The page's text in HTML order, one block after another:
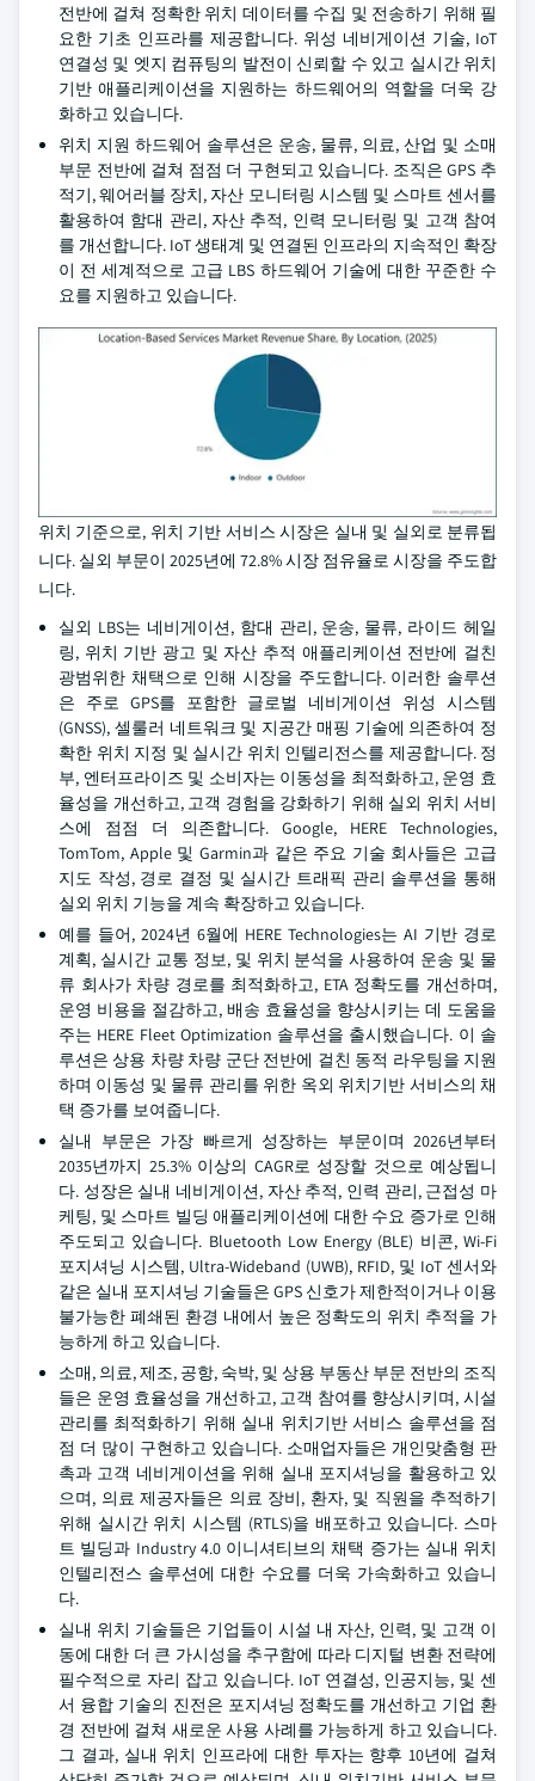
전반에 걸쳐 정확한 위치 데이터를 수집 및 전송하기 위해 필
요한 기초 인프라를 제공합니다. 위성 네비게이션 기술, IoT
연결성 및 엣지 컴퓨팅의 발전이 신뢰할 수 있고 실시간 위치
기반 애플리케이션을 지원하는 하드웨어의 역할을 더욱 강
화하고 있습니다.
위치 지원 하드웨어 솔루션은 운송, 물류, 의료, 산업 및 소매
부문 전반에 걸쳐 점점 더 구현되고 있습니다. 조직은 GPS 추
적기, 웨어러블 장치, 자산 모니터링 시스템 및 스마트 센서를
활용하여 함대 관리, 자산 추적, 인력 모니터링 및 고객 참여
를 개선합니다. IoT 생태계 및 연결된 인프라의 지속적인 확장
이 전 세계적으로 고급 LBS 하드웨어 기술에 대한 꾸준한 수
요를 지원하고 있습니다.
위치 기준으로, 위치 기반 서비스 시장은 실내 및 실외로 분류됩
니다. 실외 부문이 2025년에 72.8% 시장 점유율로 시장을 주도합
니다.
실외 LBS는 네비게이션, 함대 관리, 운송, 물류, 라이드 헤일
링, 위치 기반 광고 및 자산 추적 애플리케이션 전반에 걸친
광범위한 채택으로 인해 시장을 주도합니다. 이러한 솔루션
은 주로 GPS를 포함한 글로벌 네비게이션 위성 시스템
(GNSS), 셀룰러 네트워크 및 지공간 매핑 기술에 의존하여 정
확한 위치 지정 및 실시간 위치 인텔리전스를 제공합니다. 정
부, 엔터프라이즈 및 소비자는 이동성을 최적화하고, 운영 효
율성을 개선하고, 고객 경험을 강화하기 위해 실외 위치 서비
스에 점점 더 의존합니다. Google, HERE Technologies,
TomTom, Apple 및 Garmin과 같은 주요 기술 회사들은 고급
지도 작성, 경로 결정 및 실시간 트래픽 관리 솔루션을 통해
실외 위치 기능을 계속 확장하고 있습니다.
예를 들어, 2024년 6월에 HERE Technologies는 AI 기반 경로
계획, 실시간 교통 정보, 및 위치 분석을 사용하여 운송 및 물
류 회사가 차량 경로를 최적화하고, ETA 정확도를 개선하며,
운영 비용을 절감하고, 배송 효율성을 향상시키는 데 도움을
주는 HERE Fleet Optimization 솔루션을 출시했습니다. 이 솔
루션은 상용 차량 차량 군단 전반에 걸친 동적 라우팅을 지원
하며 이동성 및 물류 관리를 위한 옥외 위치기반 서비스의 채
택 증가를 보여줍니다.
실내 부문은 가장 빠르게 성장하는 부문이며 2026년부터
2035년까지 25.3% 이상의 CAGR로 성장할 것으로 예상됩니
다. 성장은 실내 네비게이션, 자산 추적, 인력 관리, 근접성 마
케팅, 및 스마트 빌딩 애플리케이션에 대한 수요 증가로 인해
주도되고 있습니다. Bluetooth Low Energy (BLE) 비콘, Wi-Fi
포지셔닝 시스템, Ultra-Wideband (UWB), RFID, 및 IoT 센서와
같은 실내 포지셔닝 기술들은 GPS 신호가 제한적이거나 이용
불가능한 폐쇄된 환경 내에서 높은 정확도의 위치 추적을 가
능하게 하고 있습니다.
소매, 의료, 제조, 공항, 숙박, 및 상용 부동산 부문 전반의 조직
들은 운영 효율성을 개선하고, 고객 참여를 향상시키며, 시설
관리를 최적화하기 위해 실내 위치기반 서비스 솔루션을 점
점 더 많이 구현하고 있습니다. 소매업자들은 개인맞춤형 판
촉과 고객 네비게이션을 위해 실내 포지셔닝을 활용하고 있
으며, 의료 제공자들은 의료 장비, 환자, 및 직원을 추적하기
위해 실시간 위치 시스템 (RTLS)을 배포하고 있습니다. 스마
트 빌딩과 Industry 4.0 이니셔티브의 채택 증가는 실내 위치
인텔리전스 솔루션에 대한 수요를 더욱 가속화하고 있습니
다.
실내 위치 기술들은 기업들이 시설 내 자산, 인력, 및 고객 이
동에 대한 더 큰 가시성을 추구함에 따라 디지털 변환 전략에
필수적으로 자리 잡고 있습니다. IoT 연결성, 인공지능, 및 센
서 융합 기술의 진전은 포지셔닝 정확도를 개선하고 기업 환
경 전반에 걸쳐 새로운 사용 사례를 가능하게 하고 있습니다.
그 결과, 실내 위치 인프라에 대한 투자는 향후 10년에 걸쳐